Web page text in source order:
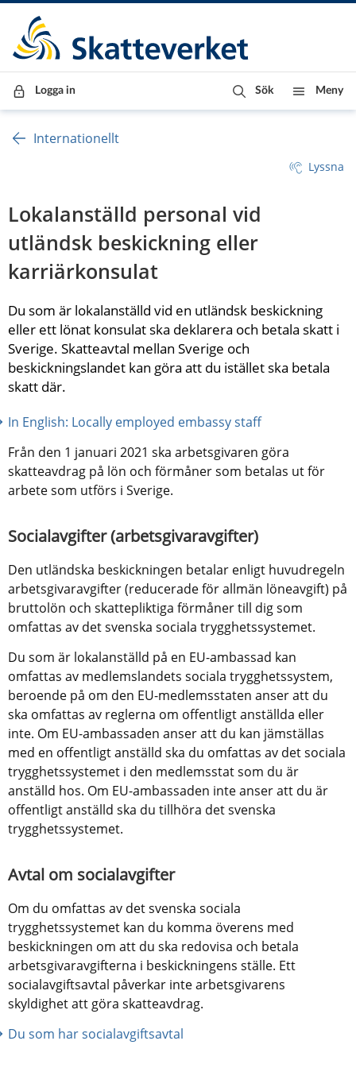
Till innehåll
Till navigationen
Till chattrobot
Logga in Sök Meny
Internationellt
Lyssna
Lokalanställd personal vid
utländsk beskickning eller
karriärkonsulat
Du som är lokalanställd vid en utländsk beskickning
eller ett lönat konsulat ska deklarera och betala skatt i
Sverige. Skatteavtal mellan Sverige och
beskickningslandet kan göra att du istället ska betala
skatt där.
In English: Locally employed embassy staff
Från den 1 januari 2021 ska arbetsgivaren göra
skatteavdrag på lön och förmåner som betalas ut för
arbete som utförs i Sverige.
Socialavgifter (arbetsgivaravgifter)
Den utländska beskickningen betalar enligt huvudregeln
arbetsgivaravgifter (reducerade för allmän löneavgift) på
bruttolön och skattepliktiga förmåner till dig som
omfattas av det svenska sociala trygghetssystemet.
Du som är lokalanställd på en EU-ambassad kan
omfattas av medlemslandets sociala trygghetssystem,
beroende på om den EU-medlemsstaten anser att du
ska omfattas av reglerna om offentligt anställda eller
inte. Om EU-ambassaden anser att du kan jämställas
med en offentligt anställd ska du omfattas av det sociala
trygghetssystemet i den medlemsstat som du är
anställd hos. Om EU-ambassaden inte anser att du är
offentligt anställd ska du tillhöra det svenska
trygghetssystemet.
Avtal om socialavgifter
Om du omfattas av det svenska sociala
trygghetssystemet kan du komma överens med
beskickningen om att du ska redovisa och betala
arbetsgivaravgifterna i beskickningens ställe. Ett
socialavgiftsavtal påverkar inte arbetsgivarens
skyldighet att göra skatteavdrag.
Du som har socialavgiftsavtal